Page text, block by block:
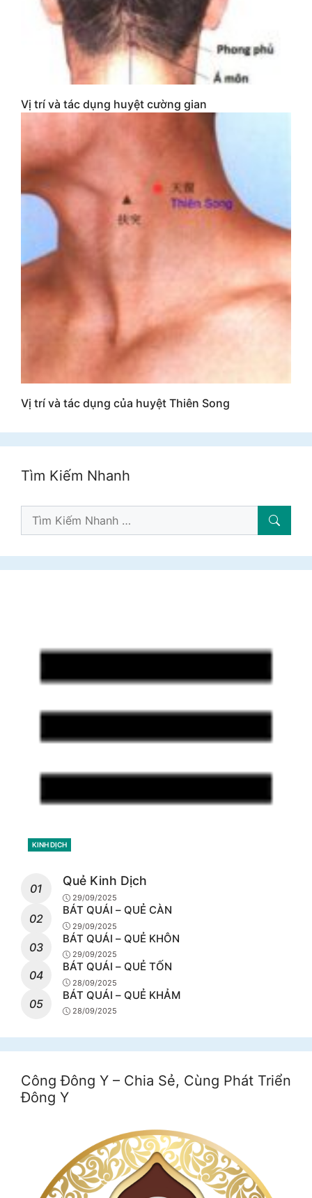
Vị trí và tác dụng huyệt cường gian
Vị trí và tác dụng của huyệt Thiên Song
Tìm Kiếm Nhanh
Tìm
CATEGORIES
KINH DỊCH
Quẻ Kinh Dịch
29/09/2025
BÁT QUÁI – QUẺ CÀN
29/09/2025
BÁT QUÁI – QUẺ KHÔN
29/09/2025
BÁT QUÁI – QUẺ TỐN
28/09/2025
BÁT QUÁI – QUẺ KHẢM
28/09/2025
Công Đông Y – Chia Sẻ, Cùng Phát Triển
Đông Y